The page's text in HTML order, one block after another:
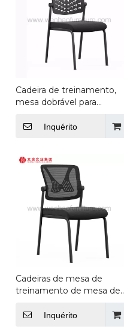
Cadeira de treinamento,
mesa dobrável para
computador e cadeiras,
fornecedor de móveis de
Inquérito
Cadeiras de mesa de
treinamento de mesa de
cadeira e computador
com armação de aço
Inquérito